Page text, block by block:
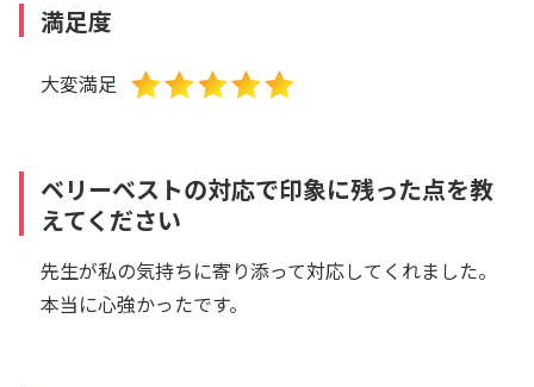
満足度
大変満足
ベリーベストの対応で印象に残った点を教
えてください
先生が私の気持ちに寄り添って対応してくれました。
本当に心強かったです。